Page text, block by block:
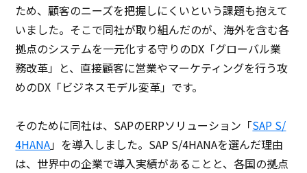
ため、顧客のニーズを把握しにくいという課題も抱えて
いました。そこで同社が取り組んだのが、海外を含む各
拠点のシステムを一元化する守りのDX「グローバル業
務改革」と、直接顧客に営業やマーケティングを行う攻
めのDX「ビジネスモデル変革」です。
そのために同社は、SAPのERPソリューション「SAP S/
4HANA」を導入しました。SAP S/4HANAを選んだ理由
は、世界中の企業で導入実績があることと、各国の拠点